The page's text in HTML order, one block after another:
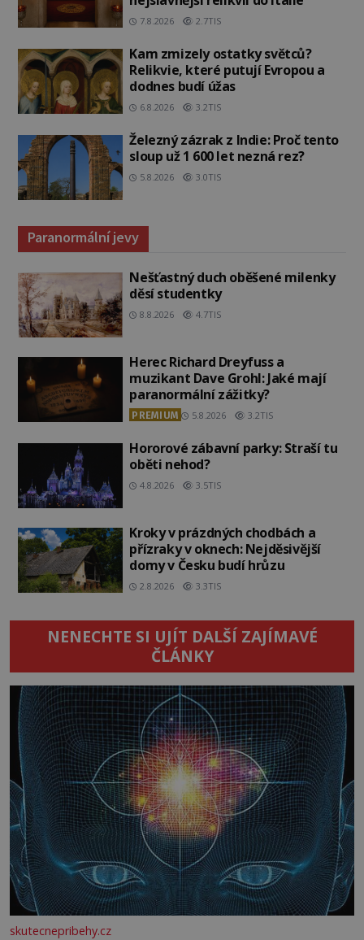
7.8.2026 2.7TIS
Kam zmizely ostatky světců?
Relikvie, které putují Evropou a
dodnes budí úžas
6.8.2026 3.2TIS
Železný zázrak z Indie: Proč tento
sloup už 1 600 let nezná rez?
5.8.2026 3.0TIS
Paranormální jevy
Nešťastný duch oběšené milenky
děsí studentky
8.8.2026 4.7TIS
Herec Richard Dreyfuss a
muzikant Dave Grohl: Jaké mají
paranormální zážitky?
PREMIUM 5.8.2026 3.2TIS
Hororové zábavní parky: Straší tu
oběti nehod?
4.8.2026 3.5TIS
Kroky v prázdných chodbách a
přízraky v oknech: Nejděsivější
domy v Česku budí hrůzu
2.8.2026 3.3TIS
NENECHTE SI UJÍT DALŠÍ ZAJÍMAVÉ
ČLÁNKY
skutecnepribehy.cz